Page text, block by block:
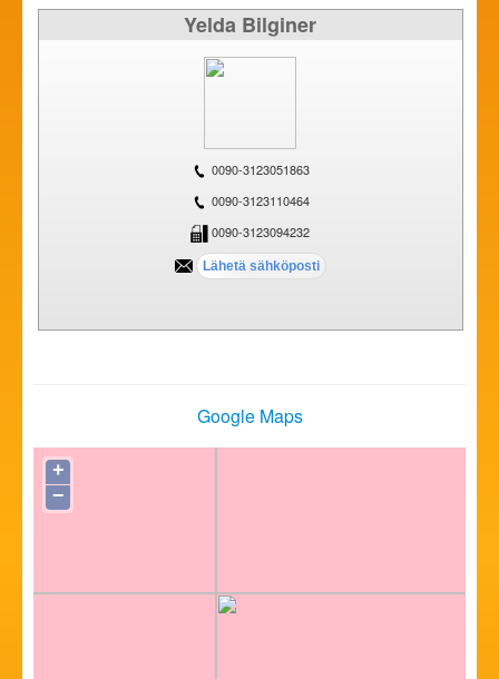
Yelda Bilginer
0090-3123051863
0090-3123110464
0090-3123094232
Google Maps
+
−